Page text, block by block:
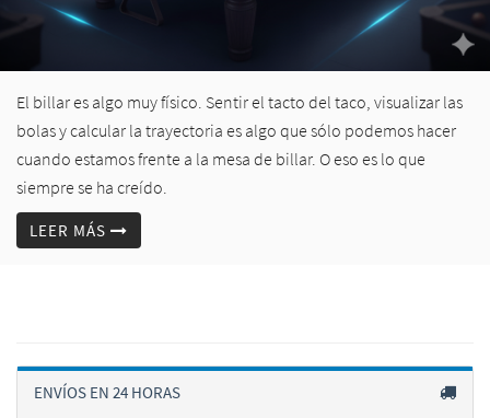
El billar es algo muy físico. Sentir el tacto del taco, visualizar las
bolas y calcular la trayectoria es algo que sólo podemos hacer
cuando estamos frente a la mesa de billar. O eso es lo que
siempre se ha creído.
LEER MÁS
ENVÍOS EN 24 HORAS